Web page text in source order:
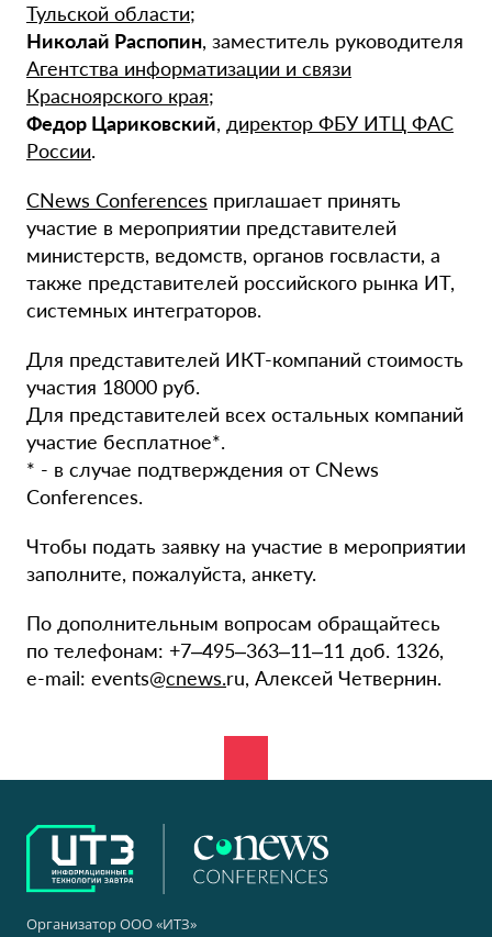
Тульской области;
Николай Распопин, заместитель руководителя
Агентства информатизации и связи
Красноярского края;
Федор Цариковский, директор ФБУ ИТЦ ФАС
России.
CNews Conferences приглашает принять
участие в мероприятии представителей
министерств, ведомств, органов госвласти, а
также представителей российского рынка ИТ,
системных интеграторов.
Для представителей ИКТ-компаний стоимость
участия 18000 руб.
Для представителей всех остальных компаний
участие бесплатное*.
* - в случае подтверждения от CNews
Conferences.
Чтобы подать заявку на участие в мероприятии
заполните, пожалуйста, анкету.
По дополнительным вопросам обращайтесь
по телефонам: +7–495–363–11–11 доб. 1326,
e-mail: events@cnews.ru, Алексей Четвернин.
Организатор ООО «ИТЗ»